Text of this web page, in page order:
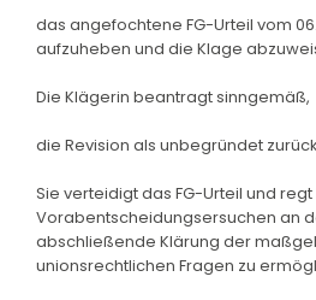
das angefochtene FG-Urteil vom
aufzuheben und die Klage
Die Klägerin beantragt sinngemäß,
die Revision als unbegründet
Sie verteidigt das FG-Urteil und
Vorabentscheidungsersuchen an
abschließende Klärung der
unionsrechtlichen Fragen zu